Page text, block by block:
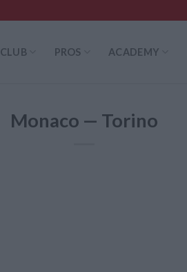
CLUB PROS ACADEMY
Monaco — Torino